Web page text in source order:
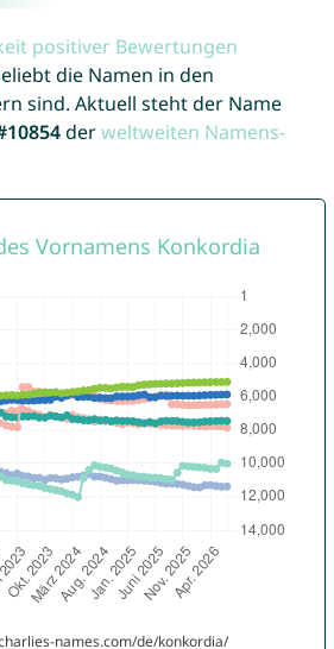
positiver Bewertungen
die Namen in den
sind. Aktuell steht der Name
derweltweiten Namens-